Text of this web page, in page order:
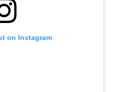
on Instagram